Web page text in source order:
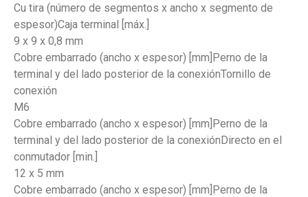
Cu tira (número de segmentos x ancho x segmento de
espesor)Caja terminal [máx.]
9 x 9 x 0,8 mm
Cobre embarrado (ancho x espesor) [mm]Perno de la
terminal y del lado posterior de la conexiónTornillo de
conexión
M6
Cobre embarrado (ancho x espesor) [mm]Perno de la
terminal y del lado posterior de la conexiónDirecto en el
conmutador [min.]
12 x 5 mm
Cobre embarrado (ancho x espesor) [mm]Perno de la